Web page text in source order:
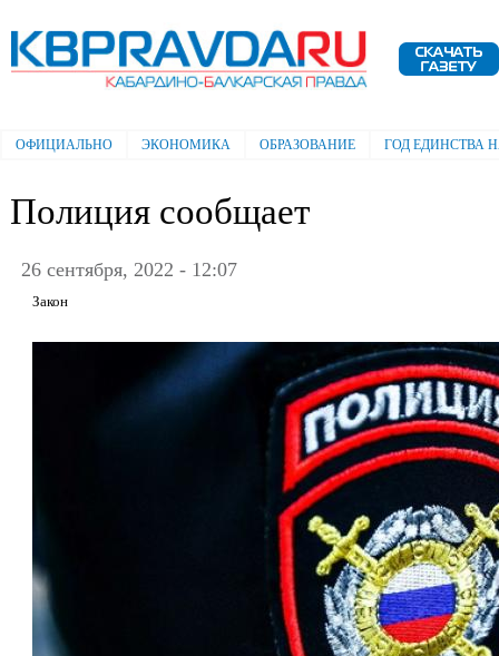
Электронная газета "Кабардино-
Балкарская правда"
Главное меню
ОФИЦИАЛЬНО ЭКОНОМИКА ОБРАЗОВАНИЕ ГОД ЕДИНСТВА
Полиция сообщает
26 сентября, 2022 - 12:07
Закон